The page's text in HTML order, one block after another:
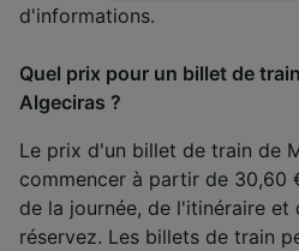
d'informations.
Quel prix pour un billet de
Algeciras ?
Le prix d'un billet de train de
commencer à partir de 30,60
de la journée, de l'itinéraire et
réservez. Les billets de train